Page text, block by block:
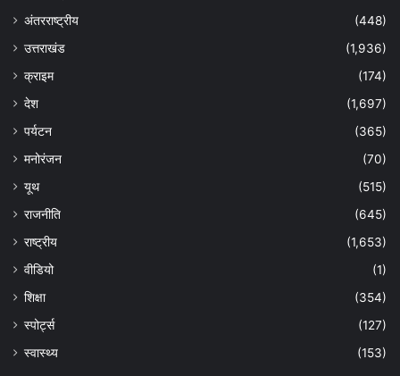
अंतरराष्ट्रीय
(448)
उत्तराखंड
(1,936)
क्राइम
(174)
देश
(1,697)
पर्यटन
(365)
मनोरंजन
(70)
यूथ
(515)
राजनीति
(645)
राष्ट्रीय
(1,653)
वीडियो
(1)
शिक्षा
(354)
स्पोर्ट्स
(127)
स्वास्थ्य
(153)